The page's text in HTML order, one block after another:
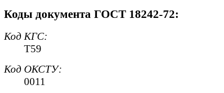
Коды документа ГОСТ 18242-72:
КодКГС:
Т59
Код ОКСТУ:
0011